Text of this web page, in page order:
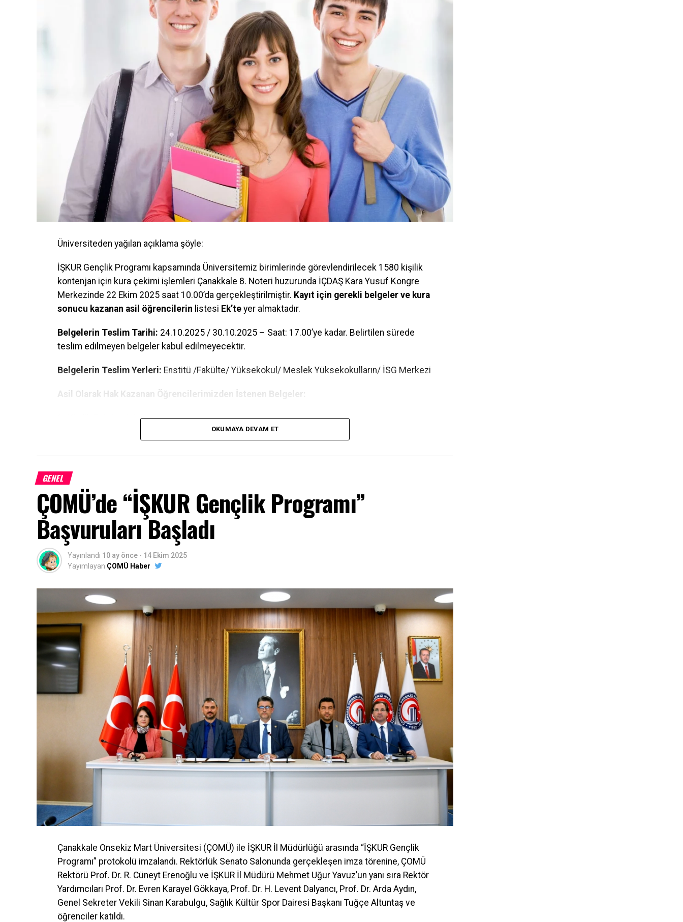
Üniversiteden yağılan açıklama şöyle:
İŞKUR Gençlik Programı kapsamında Üniversitemiz birimlerinde görevlendirilecek 1580 kişilik
kontenjan için kura çekimi işlemleri Çanakkale 8. Noteri huzurunda İÇDAŞ Kara Yusuf Kongre
Merkezinde 22 Ekim 2025 saat 10.00’da gerçekleştirilmiştir. Kayıt için gerekli belgeler ve kura
sonucu kazanan asil öğrencilerin listesi Ek’te yer almaktadır.
Belgelerin Teslim Tarihi: 24.10.2025 / 30.10.2025 – Saat: 17.00’ye kadar. Belirtilen sürede
teslim edilmeyen belgeler kabul edilmeyecektir.
Belgelerin Teslim Yerleri: Enstitü /Fakülte/ Yüksekokul/ Meslek Yüksekokulların/ İSG Merkezi
Asil Olarak Hak Kazanan Öğrencilerimizden İstenen Belgeler:
2– Adli Sicil Belgesi (E-Devlet)
evrağı (E-Devlet)
4- Yurtta kalanlar için “Yurtta Barınma Belgesi” (E-Devlet) / Diğer toplu alanlar için “Kanıtlayıcı
Belge” (Yurt ve benzeri toplu yaşam alanlarında olanlar için hane gelir şartı aranmaz.)
5- Aynı Hanede İkamet Eden Kişi Belgesi (E-Devlet) (Yurt ve benzeri toplu yaşam alanları
haricinde yaşayanlar için istenmektedir.)
çalıştıkları yerden barkodlu veya kaşe imzalı Maaş Bordroları ve SGK Hizmet Dökümü (Yurt ve
benzeri toplu yaşam alanları haricinde yaşayanlar için istenmektedir.)
7- Ticari ve zirai geliri olanların vergi levhaları (E-Devlet)
8- Öğrencinin kendisine ait Ziraat Bankası 18 Mart Şubesi İban No Belge (Ziraat Bankasının
başka şubelerinde hesapları olan öğrenciler hesaplarını 18 Mart Şubesine taşımak
zorundadırlar)
9- Sağlık Bilgisi Taahhütnamesi
10- Hane Geliri Taahhütnamesi (Yurtta kalan öğrenciler hariç)
***E-Devletten alınacak belgeler barkotlu belge oluştur seçeneği ile alınacaktır.
NOT 1: Yurt ve benzeri toplu yaşam alanları dışında Gelir şartının sağlanması için hanenin aylık
net geliri
sığınma evleri ve benzeri toplu yaşam alanları olanlar ile 8/03/2012 tarihli ve 6284 sayılı Ailenin
Korunması ve Kadına Karşı Şiddetin Önlenmesine Dair Kanun kapsamında kimlik bilgileri
gizlenenler gelir tespitinden muaftır.
NOT 2: Başvuru evraklarının teslimi sonrası öğrencilerin gerekli şartları taşıyıp taşımadığı kontrol
edilecektir. Gerekli şartları taşımadığı tespit edilen öğrenciler bilgilendirilecek olup yerine yedek
listedeki öğrencilerden belge talep edilecektir.
OKUMAYA DEVAM ET
GENEL
ÇOMÜ’de “İŞKUR Gençlik Programı”
Başvuruları Başladı
Yayınlandı 10 ay önce - 14 Ekim 2025
Yayımlayan ÇOMÜ Haber
Çanakkale Onsekiz Mart Üniversitesi (ÇOMÜ) ile İŞKUR İl Müdürlüğü arasında “İŞKUR Gençlik
Programı” protokolü imzalandı. Rektörlük Senato Salonunda gerçekleşen imza törenine, ÇOMÜ
Rektörü Prof. Dr. R. Cüneyt Erenoğlu ve İŞKUR İl Müdürü Mehmet Uğur Yavuz’un yanı sıra Rektör
Yardımcıları Prof. Dr. Evren Karayel Gökkaya, Prof. Dr. H. Levent Dalyancı, Prof. Dr. Arda Aydın,
Genel Sekreter Vekili Sinan Karabulgu, Sağlık Kültür Spor Dairesi Başkanı Tuğçe Altuntaş ve
öğrenciler katıldı.